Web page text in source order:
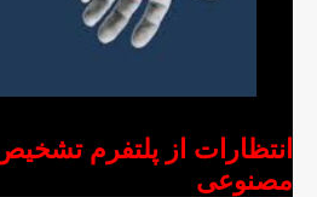
انتظارات از پلتفرم
مصنوعی